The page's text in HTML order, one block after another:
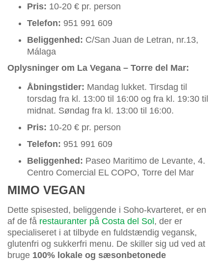
Pris: 10-20 € pr. person
Telefon: 951 991 609
Beliggenhed: C/San Juan de Letran, nr.13,
Málaga
Oplysninger om La Vegana – Torre del Mar:
Åbningstider: Mandag lukket. Tirsdag til
torsdag fra kl. 13:00 til 16:00 og fra kl. 19:30 til
midnat. Søndag fra kl. 13:00 til 16:00.
Pris: 10-20 € pr. person
Telefon: 951 991 609
Beliggenhed: Paseo Maritimo de Levante, 4.
Centro Comercial EL COPO, Torre del Mar
MIMO VEGAN
Dette spisested, beliggende i Soho-kvarteret, er en
af de få restauranter på Costa del Sol , der er
specialiseret i at tilbyde en fuldstændig vegansk,
glutenfri og sukkerfri menu. De skiller sig ud ved at
bruge 100% lokale og sæsonbetonede